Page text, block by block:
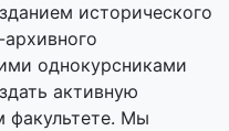
исторического
однокурсниками
активную
факультете. Мы